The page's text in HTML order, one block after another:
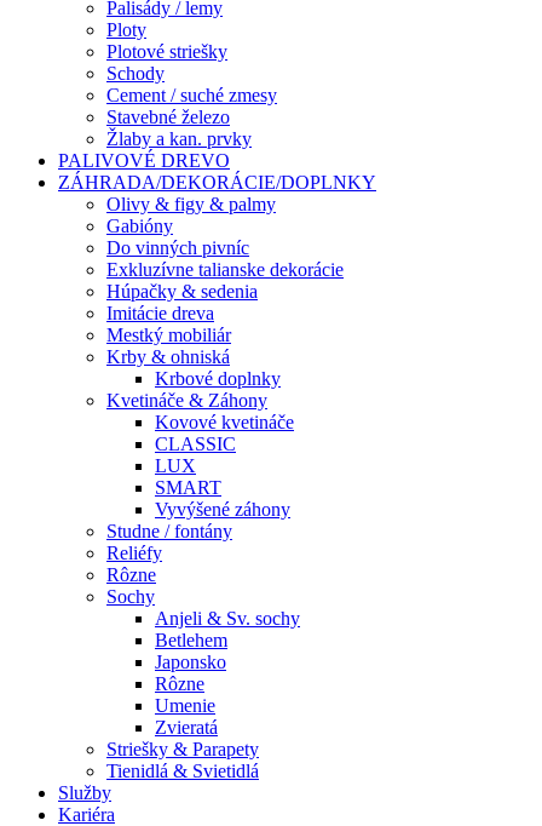
Palisády / lemy
Ploty
Plotové striešky
Schody
Cement / suché zmesy
Stavebné železo
Žlaby a kan. prvky
PALIVOVÉ DREVO
ZÁHRADA/DEKORÁCIE/DOPLNKY
Olivy & figy & palmy
Gabióny
Do vinných pivníc
Exkluzívne talianske dekorácie
Húpačky & sedenia
Imitácie dreva
Mestký mobiliár
Krby & ohniská
Krbové doplnky
Kvetináče & Záhony
Kovové kvetináče
CLASSIC
LUX
SMART
Vyvýšené záhony
Studne / fontány
Reliéfy
Rôzne
Sochy
Anjeli & Sv. sochy
Betlehem
Japonsko
Rôzne
Umenie
Zvieratá
Striešky & Parapety
Tienidlá & Svietidlá
Služby
Kariéra